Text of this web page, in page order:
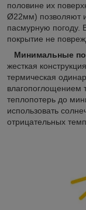
половине их
Ø22мм) позволяют
пасмурную погоду.
покрытие не
Минимальные
жесткая
термическая
теплопотерь до
использовать
отрицательных